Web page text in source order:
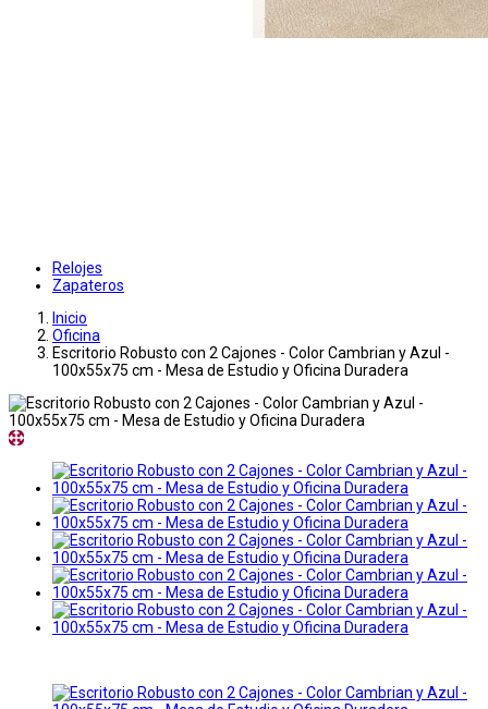
Relojes
Zapateros
Inicio
Oficina
Escritorio Robusto con 2 Cajones - Color Cambrian y Azul -
100x55x75 cm - Mesa de Estudio y Oficina Duradera